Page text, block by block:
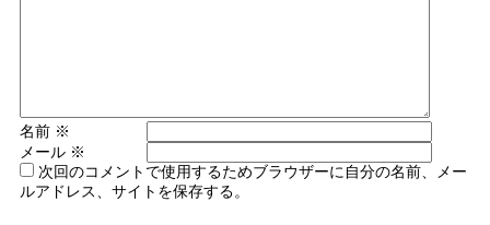
名前 ※
メール ※
次回のコメントで使用するためブラウザーに自分の名前、メー
ルアドレス、サイトを保存する。